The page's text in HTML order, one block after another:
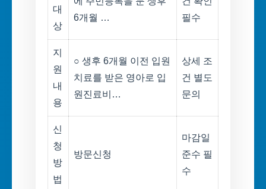
대
상
6개월 …
필수
지
원
내
용
○ 생후 6개월 이전 입원
치료를 받은 영아로 입
원진료비…
상세 조
건 별도
문의
신
청
방
법
방문신청
마감일
준수 필
수